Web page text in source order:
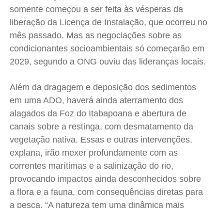
somente começou a ser feita às vésperas da
liberação da Licença de Instalação, que ocorreu no
mês passado. Mas as negociações sobre as
condicionantes socioambientais só começarão em
2029, segundo a ONG ouviu das lideranças locais.
Além da dragagem e deposição dos sedimentos
em uma ADO, haverá ainda aterramento dos
alagados da Foz do Itabapoana e abertura de
canais sobre a restinga, com desmatamento da
vegetação nativa. Essas e outras intervenções,
explana, irão mexer profundamente com as
correntes marítimas e a salinização do rio,
provocando impactos ainda desconhecidos sobre
a flora e a fauna, com consequências diretas para
a pesca. “A natureza tem uma dinâmica mais